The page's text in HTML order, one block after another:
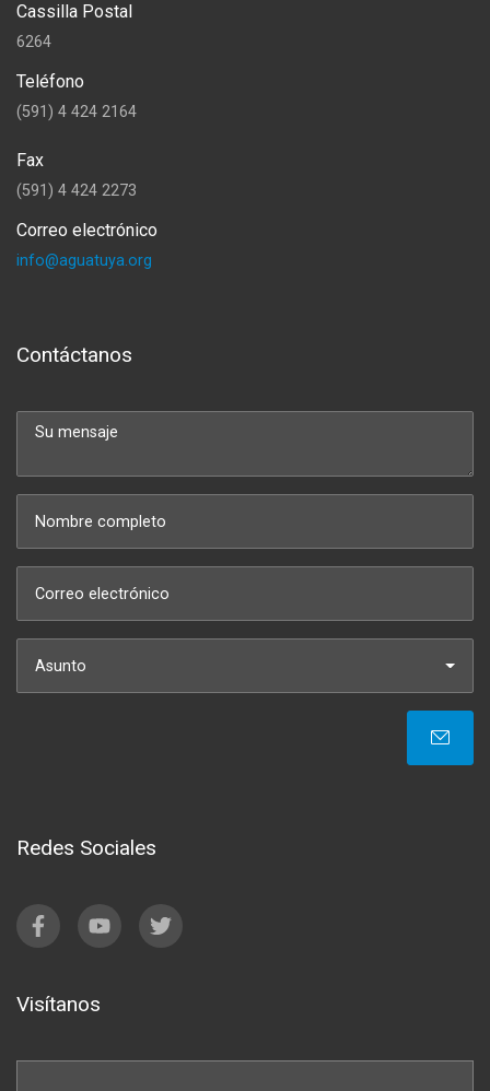
Cassilla Postal
6264
Teléfono
(591) 4 424 2164
Fax
(591) 4 424 2273
Correo electrónico
info@aguatuya.org
Contáctanos
Asunto
Redes Sociales
Visítanos